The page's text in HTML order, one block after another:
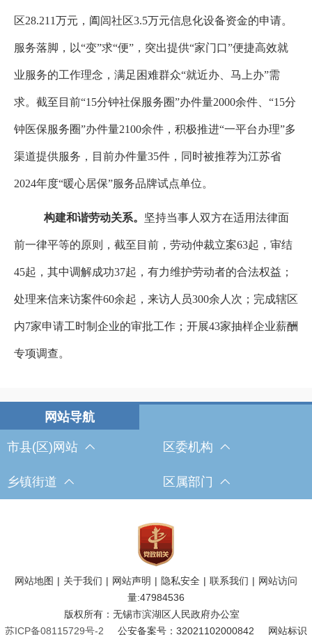
区28.211万元，阖闾社区3.5万元信息化设备资金的申请。
服务落脚，以“变”求“便” ， 突出提供“家门口”便捷高效就
业服务的工作理念，满足困难群众“就近办、马上办”需
求。 截至目前“15分钟社保服务圈”办件量2000余件 “15分
钟医保服务圈”办件量2100余件 ，积极推进“一平台办理”多
渠道提供服务，目前办件量35件，同时被推荐为江苏省
2024年度“暖心居保”服务品牌试点单位。
构建和谐劳动关系。 坚持当事人双方在适用法律面
前一律平等的原则，截至目前，劳动仲裁立案63起，审结
45起，其中调解成功37起，有力维护劳动者的合法权益；
处理来信来访案件60余起，来访人员300余人次；完成辖区
内7家申请工时制企业的审批工作；开展43家抽样企业薪酬
专项调查。
市县(区)网站 区委机构
乡镇街道 区属部门
网站地图 | 关于我们 | 网站声明 | 隐私安全 | 联系我们 | 网站访问
量:47984536
版权所有：无锡市滨湖区人民政府办公室
苏ICP备08115729号-2
公安备案号：32021102000842 网站标识